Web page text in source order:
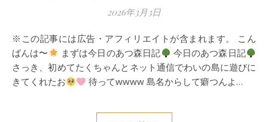
2026年3月3日
※この記事には広告・アフィリエイトが含まれます。 こん
ばんは〜
まずは今日のあつ森日記
今日のあつ森日記
さっき、初めてたくちゃんとネット通信でわいの島に遊びに
きてくれたお
待ってwwww 島名からして癖つんよ…